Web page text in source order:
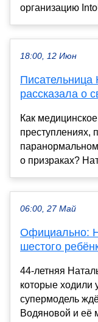
организацию
18:00, 12 Июн
рассказала о
Как
преступлениях,
о призраках?
06:00, 27 Май
Официально:
шестого
44-летняя
которые ходили
супермодель
Водяновой и её